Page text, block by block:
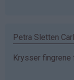
Petra Sletten
Krysser fingrene